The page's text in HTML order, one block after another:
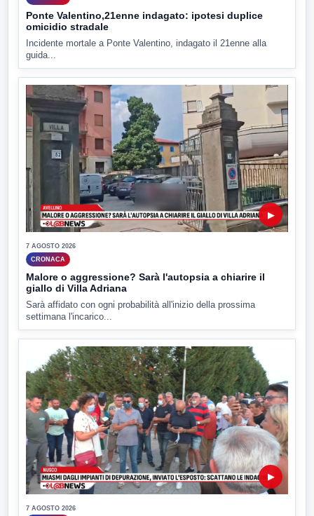
Ponte Valentino,21enne indagato: ipotesi duplice
omicidio stradale
Incidente mortale a Ponte Valentino, indagato il 21enne alla
guida...
▶
7 AGOSTO 2026
CRONACA
Malore o aggressione? Sarà l'autopsia a chiarire il
giallo di Villa Adriana
Sarà affidato con ogni probabilità all'inizio della prossima
settimana l'incarico...
▶
7 AGOSTO 2026